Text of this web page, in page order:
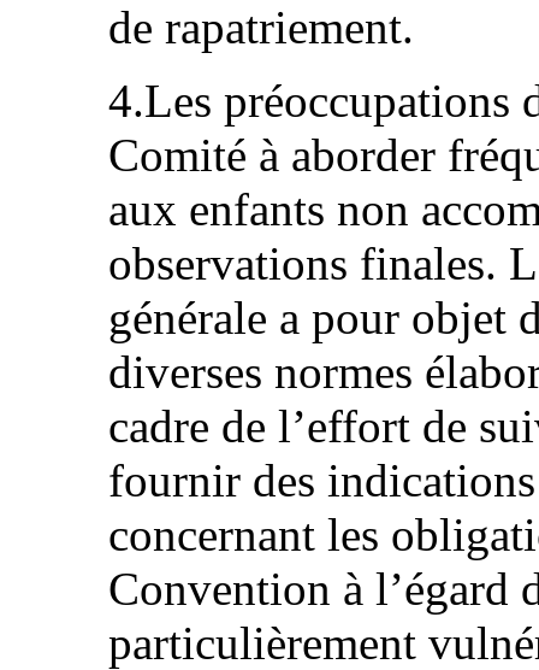
de rapatriement.
4.Les préoccupations
Comité à aborder
aux enfants non
observations finales.
générale a pour objet
diverses normes
cadre de l’effort de
fournir des
concernant les
Convention à l’égard
particulièrement